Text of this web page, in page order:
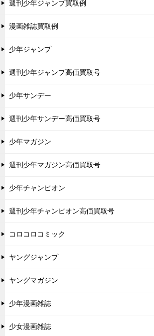
週刊少年ジャンプ買取例
漫画雑誌買取例
少年ジャンプ
週刊少年ジャンプ高価買取号
少年サンデー
週刊少年サンデー高価買取号
少年マガジン
週刊少年マガジン高価買取号
少年チャンピオン
週刊少年チャンピオン高価買取号
コロコロコミック
ヤングジャンプ
ヤングマガジン
少年漫画雑誌
少女漫画雑誌